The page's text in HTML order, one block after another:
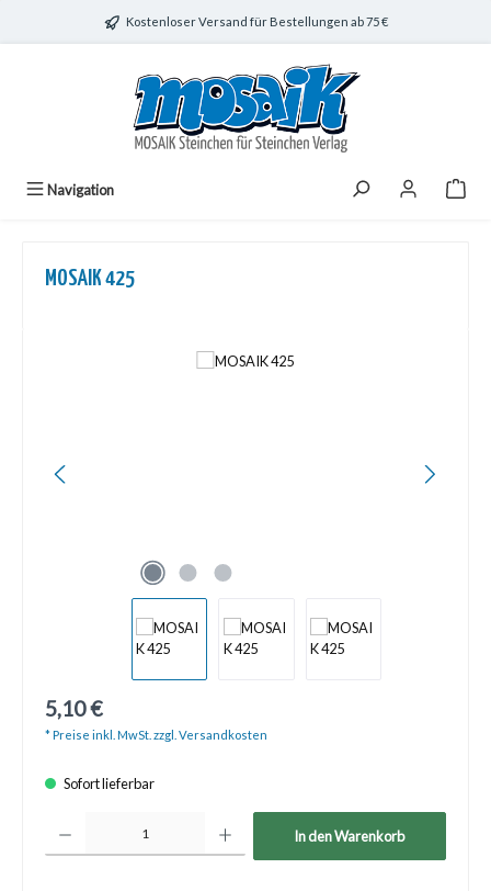
Zum Hauptinhalt springenKostenloser Versand für Bestellungen ab 75 €
Navigation
MOSAIK 425
5,10 €
* Preise inkl. MwSt. zzgl. Versandkosten
Sofort lieferbar
In den Warenkorb